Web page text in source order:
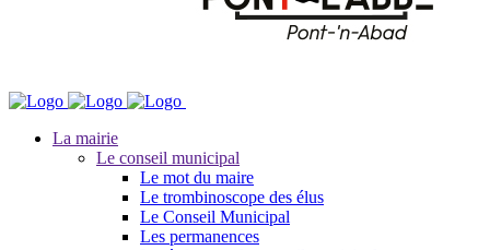
La mairie
Le conseil municipal
Le mot du maire
Le trombinoscope des élus
Le Conseil Municipal
Les permanences